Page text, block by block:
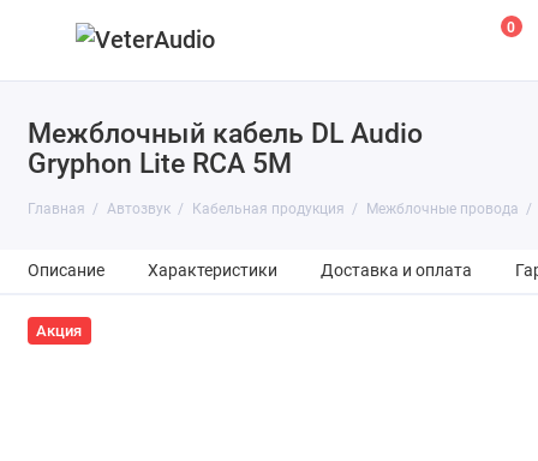
0
Межблочный кабель DL Audio
Gryphon Lite RCA 5M
Главная Автозвук Кабельная продукция Межблочные провода
Описание Характеристики Доставка и оплата
Акция